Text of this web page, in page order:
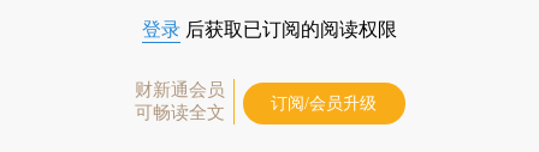
登录 后获取已订阅的阅读权限
财新通会员
可畅读全文
订阅/会员升级